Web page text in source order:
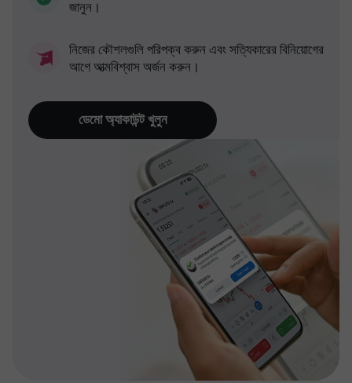
জানুন।
নিজের কৌশলগুলি পরিপক্ব করুন এবং সত্যিকারের বিনিয়োগের
আগে আত্মবিশ্বাস অর্জন করুন।
ডেমো অ্যাকাউন্ট খুলুন